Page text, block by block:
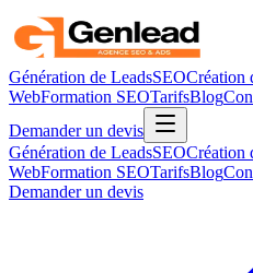
Génération de LeadsSEOCréation
WebFormation SEOTarifsBlog
Demander un devis
Génération de LeadsSEOCréation
WebFormation SEOTarifsBlog
Demander un devis